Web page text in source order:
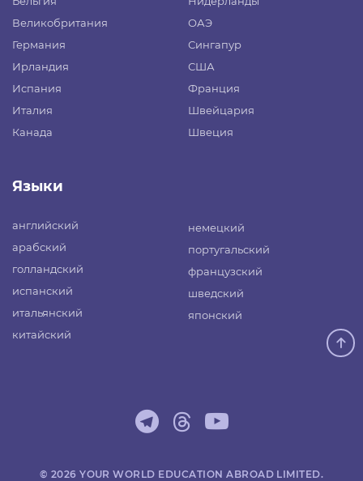
Великобритания
Германия
Ирландия
Испания
Италия
Канада
ОАЭ
Сингапур
США
Франция
Швейцария
Швеция
Языки
английский
арабский
голландский
испанский
итальянский
китайский
немецкий
португальский
французский
шведский
японский
© 2026 YOUR WORLD EDUCATION ABROAD LIMITED.